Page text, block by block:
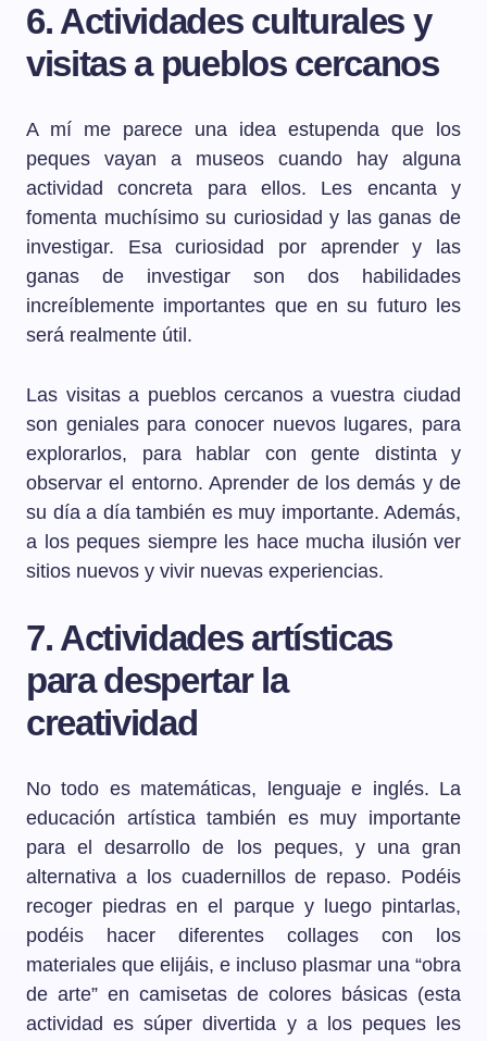
6. Actividades culturales y
visitas a pueblos cercanos
A mí me parece una idea estupenda que los
peques vayan a museos cuando hay alguna
actividad concreta para ellos. Les encanta y
fomenta muchísimo su curiosidad y las ganas de
investigar. Esa curiosidad por aprender y las
ganas de investigar son dos habilidades
increíblemente importantes que en su futuro les
será realmente útil.
Las visitas a pueblos cercanos a vuestra ciudad
son geniales para conocer nuevos lugares, para
explorarlos, para hablar con gente distinta y
observar el entorno. Aprender de los demás y de
su día a día también es muy importante. Además,
a los peques siempre les hace mucha ilusión ver
sitios nuevos y vivir nuevas experiencias.
7. Actividades artísticas
para despertar la
creatividad
No todo es matemáticas, lenguaje e inglés. La
educación artística también es muy importante
para el desarrollo de los peques, y una gran
alternativa a los cuadernillos de repaso. Podéis
recoger piedras en el parque y luego pintarlas,
podéis hacer diferentes collages con los
materiales que elijáis, e incluso plasmar una “obra
de arte” en camisetas de colores básicas (esta
actividad es súper divertida y a los peques les